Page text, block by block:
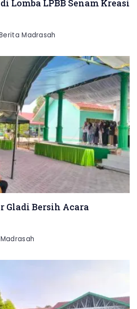
Lomba LPBB Senam Kreasi
Madrasah
Gladi Bersih Acara